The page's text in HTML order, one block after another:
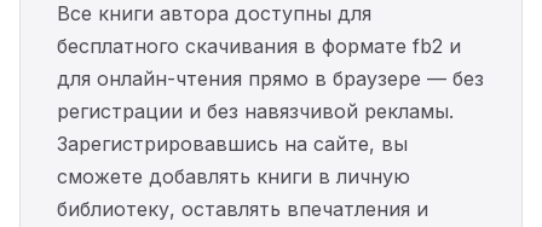
Все книги автора доступны для
бесплатного скачивания в формате fb2 и
для онлайн-чтения прямо в браузере — без
регистрации и без навязчивой рекламы.
Зарегистрировавшись на сайте, вы
сможете добавлять книги в личную
библиотеку, оставлять впечатления и